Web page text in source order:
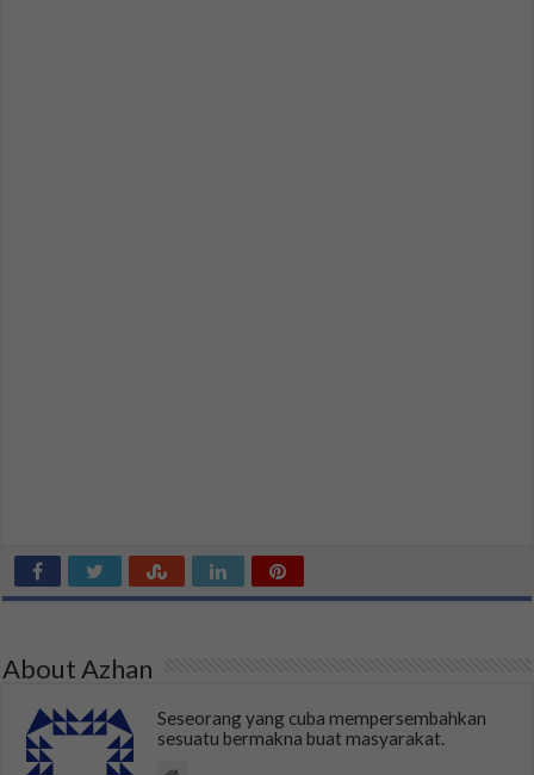
About Azhan
Seseorang yang cuba mempersembahkan
sesuatu bermakna buat masyarakat.